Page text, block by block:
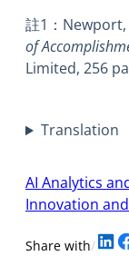
註1：Newport,
of
Limited, 256
Translation
AI Analytics
Innovation
Share with/Share on LinkedIn Share on Facebook